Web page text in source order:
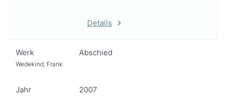
Details
Werk Abschied
Wedekind, Frank
Jahr 2007